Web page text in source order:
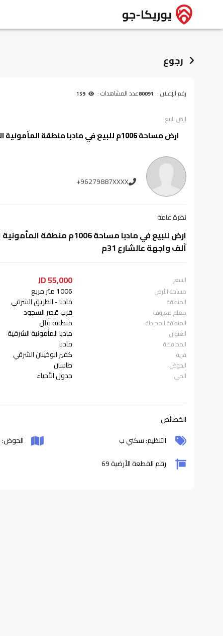
رجوع
رقم الإعلان : 80091عدد المشاهدات :
ارضللبيع
ارض مساحة 1006م للبيع في مادبا منطقة المأمونية الشرقية
+96279887XXXX
نظرة عامة
ألف واجهة عالشارع 31م
السعر 55,000 JD
مساحة الأرض 1006 متر مربع
المنطقة مادبا - الطريق الشرقي
معلم معروف قرب قصر السجود
المنطقة المحيطة منطقة فلل
العنوان مادبا المأمونية الشرقية
المحافظة مادبا
قرية كفير ابوخينان الشرقي
الحوض طاسان
الحي جدول الأحياء
الخصائص
التنظيم: سكني ب
رقم القطعة الأرضية 69